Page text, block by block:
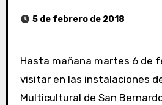
5 de febrero de 2018
Hasta mañana martes 6 de febrero se podrá
visitar en las instalaciones
Multicultural de San